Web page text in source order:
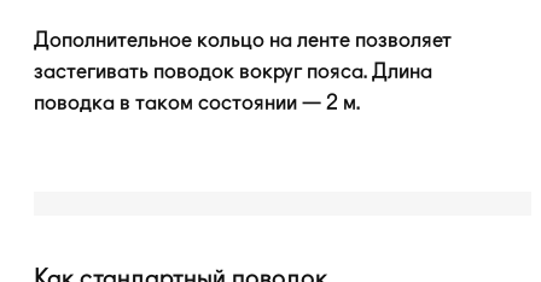
Дополнительное кольцо на ленте позволяет
застегивать поводок вокруг пояса. Длина
поводка в таком состоянии — 2 м.